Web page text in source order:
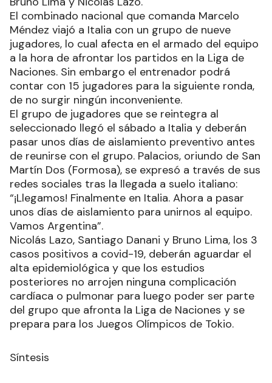
El combinado nacional que comanda Marcelo
Méndez viajó a Italia con un grupo de nueve
jugadores, lo cual afecta en el armado del equipo
a la hora de afrontar los partidos en la Liga de
Naciones. Sin embargo el entrenador podrá
contar con 15 jugadores para la siguiente ronda,
de no surgir ningún inconveniente.
El grupo de jugadores que se reintegra al
seleccionado llegó el sábado a Italia y deberán
pasar unos días de aislamiento preventivo antes
de reunirse con el grupo. Palacios, oriundo de San
Martín Dos (Formosa), se expresó a través de sus
redes sociales tras la llegada a suelo italiano:
“¡Llegamos! Finalmente en Italia. Ahora a pasar
unos días de aislamiento para unirnos al equipo.
Vamos Argentina”.
Nicolás Lazo, Santiago Danani y Bruno Lima, los 3
casos positivos a covid-19, deberán aguardar el
alta epidemiológica y que los estudios
posteriores no arrojen ninguna complicación
cardíaca o pulmonar para luego poder ser parte
del grupo que afronta la Liga de Naciones y se
prepara para los Juegos Olímpicos de Tokio.
Síntesis